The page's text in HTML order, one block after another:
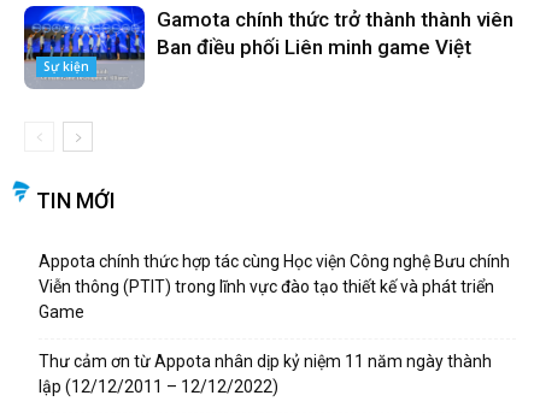
Sự kiện
Gamota chính thức trở thành thành viên
Ban điều phối Liên minh game Việt
TIN MỚI
Appota chính thức hợp tác cùng Học viện Công nghệ Bưu chính
Viễn thông (PTIT) trong lĩnh vực đào tạo thiết kế và phát triển
Game
Thư cảm ơn từ Appota nhân dịp kỷ niệm 11 năm ngày thành
lập (12/12/2011 – 12/12/2022)